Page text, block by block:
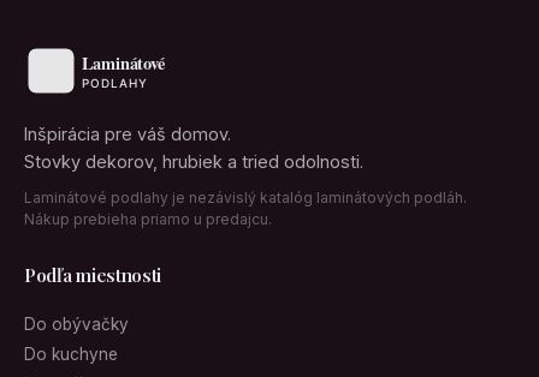
Inšpirácia pre váš domov.
Stovky dekorov, hrubiek a tried odolnosti.
Laminátové podlahy je nezávislý katalóg laminátových podláh.
Nákup prebieha priamo u predajcu.
Podľa miestnosti
Do obývačky
Do kuchyne